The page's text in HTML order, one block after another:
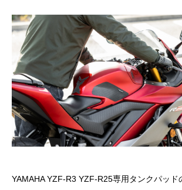
YAMAHA YZF-R3 YZF-R25専用タンクパッド